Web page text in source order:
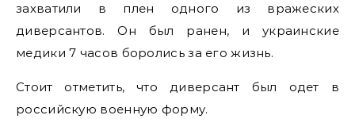
захватили в плен одного из вражеских
диверсантов. Он был ранен, и украинские
медики 7 часов боролись за его жизнь.
Стоит отметить, что диверсант был одет в
российскую военную форму.